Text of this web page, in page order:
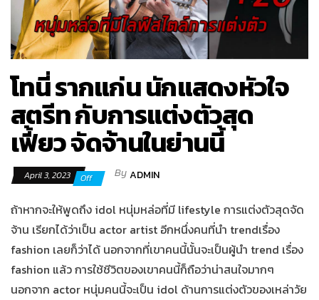
โทนี่ รากแก่น นักแสดงหัวใจ
สตรีท กับการแต่งตัวสุด
เฟี้ยว จัดจ้านในย่านนี้
April 3, 2023 Off ByADMIN
ถ้าหากจะให้พูดถึง idol หนุ่มหล่อที่มี lifestyle การแต่งตัวสุดจัด
จ้าน เรียกได้ว่าเป็น actor artist อีกหนึ่งคนที่นำ trendเรื่อง
fashion เลยก็ว่าได้ นอกจากที่เขาคนนี้นั้นจะเป็นผู้นำ trend เรื่อง
fashion แล้ว การใช้ชีวิตของเขาคนนี้ก็ถือว่าน่าสนใจมากๆ
นอกจาก actor หนุ่มคนนี้จะเป็น idol ด้านการแต่งตัวของเหล่าวัย